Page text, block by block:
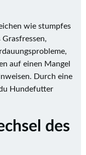
wie stumpfes
Grasfressen,
auf einen Mangel
Durch eine
Hundefutter
des